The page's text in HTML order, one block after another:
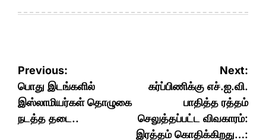
Post
navigation
Previous:
பொது இடங்களில்
இஸ்லாமியர்கள் தொழுகை
நடத்த தடை..
Next:
கர்ப்பிணிக்கு எச்.ஐ.வி.
பாதித்த ரத்தம்
செலுத்தப்பட்ட விவகாரம்:
இரத்தம் கொதிக்கிறது…: